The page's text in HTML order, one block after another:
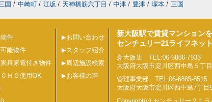
国 / 中崎町 / 江坂 / 天神橋筋六丁目 / 中津 / 豊津 / 塚本 / 三国
件
能物件
具家電付き物件
ＨＯ使用OK
お問い合わせ
スタッフ紹介
周辺施設検索
お客様の声
新大阪駅で賃貸マンション
センチュリー21ライフネッ
新大阪店 TEL:06-6886-7933
大阪府大阪市淀川区西中島５丁
管理事業部 TEL:06-6885-8515
大阪府大阪市淀川区西中島7丁目